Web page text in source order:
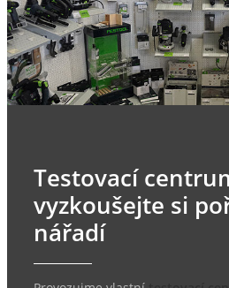
Testovací
vyzkoušejte si
nářadí